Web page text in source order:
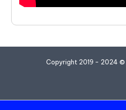
Copyright 2019 - 2024 ©